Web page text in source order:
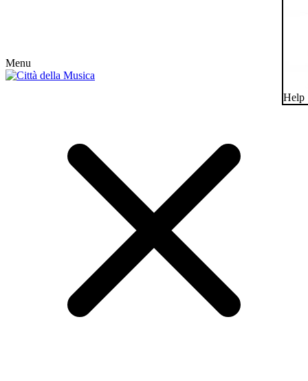
Menu
Help